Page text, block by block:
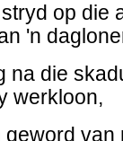
op die
'n
na die
werkloon,
van